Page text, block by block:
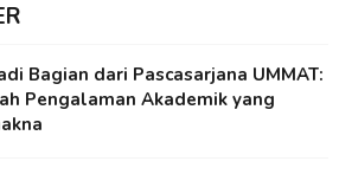
Bagian dari Pascasarjana UMMAT:
Pengalaman Akademik yang